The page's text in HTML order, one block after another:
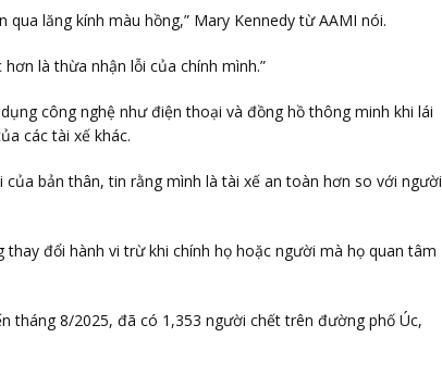
lăng kính màu hồng,” Mary Kennedy từ AAMI nói.
là thừa nhận lỗi của chính mình.”
công nghệ như điện thoại và đồng hồ thông minh khi lái
các tài xế khác.
bản thân, tin rằng mình là tài xế an toàn hơn so với người
đổi hành vi trừ khi chính họ hoặc người mà họ quan tâm
tháng 8/2025, đã có 1,353 người chết trên đường phố Úc,